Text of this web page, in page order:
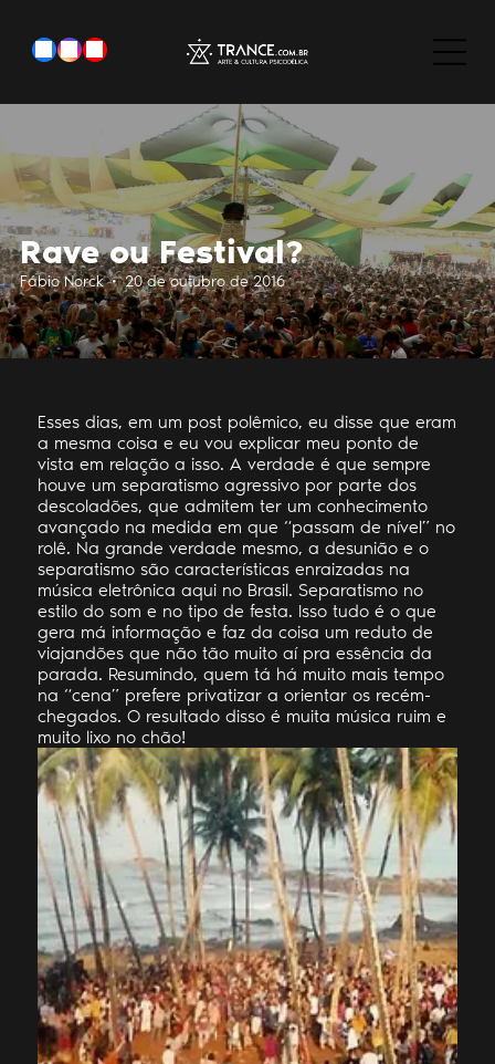
Rave ou Festival?
Fábio Norck • 20 de outubro de 2016
Esses dias, em um post polêmico, eu disse que eram
a mesma coisa e eu vou explicar meu ponto de
vista em relação a isso. A verdade é que sempre
houve um separatismo agressivo por parte dos
descoladões, que admitem ter um conhecimento
avançado na medida em que “passam de nível” no
rolê. Na grande verdade mesmo, a desunião e o
separatismo são características enraizadas na
música eletrônica aqui no Brasil. Separatismo no
estilo do som e no tipo de festa. Isso tudo é o que
gera má informação e faz da coisa um reduto de
viajandões que não tão muito aí pra essência da
parada. Resumindo, quem tá há muito mais tempo
na “cena” prefere privatizar a orientar os recém-
chegados. O resultado disso é muita música ruim e
muito lixo no chão!